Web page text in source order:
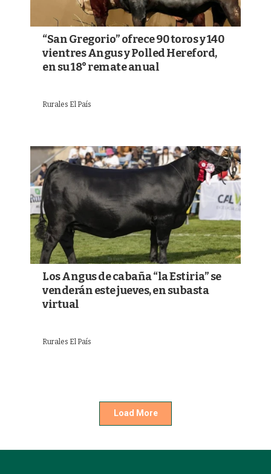
“San Gregorio” ofrece 90 toros y 140
vientres Angus y Polled Hereford,
en su 18° remate anual
Rurales El País
Los Angus de cabaña “la Estiria” se
venderán este jueves, en subasta
virtual
Rurales El País
Load More